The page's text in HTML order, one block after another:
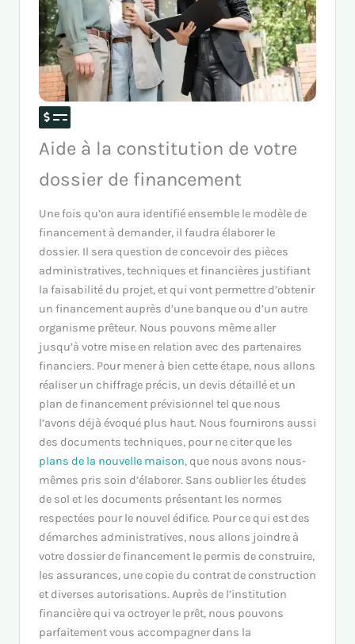
Aide à la constitution de votre
dossier de financement
Une fois qu’on aura identifié ensemble le modèle de
financement à demander, il faudra élaborer le
dossier. Il sera question de concevoir des pièces
administratives, techniques et financières justifiant
la faisabilité du projet, et qui vont permettre d’obtenir
un financement auprès d’une banque ou d’un autre
organisme prêteur. Nous pouvons même aller
jusqu’à votre mise en relation avec des partenaires
financiers. Pour mener à bien cette étape, nous allons
réaliser un chiffrage précis, un devis détaillé et un
plan de financement prévisionnel tel que nous
l’avons déjà évoqué plus haut. Nous fournirons aussi
des documents techniques, pour ne citer que les
plans de la nouvelle maison, que nous avons nous-
mêmes pris soin d’élaborer. Sans oublier les études
de sol et les documents présentant les normes
respectées pour le nouvel édifice. Pour ce qui est des
démarches administratives, nous allons joindre à
votre dossier de financement le permis de construire,
les assurances, une copie du contrat de construction
et diverses autorisations. Auprès de l’institution
financière qui va octroyer le prêt, nous pouvons
parfaitement vous accompagner dans la